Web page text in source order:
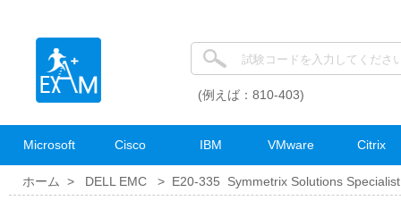
(例えば：810-403)
Microsoft Cisco IBM VMware Citrix
ホーム > DELL EMC > E20-335 Symmetrix Solutions